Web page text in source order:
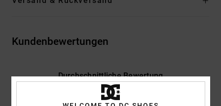
Kundenbewertungen
Durchschnittliche Bewertung
5.0/5